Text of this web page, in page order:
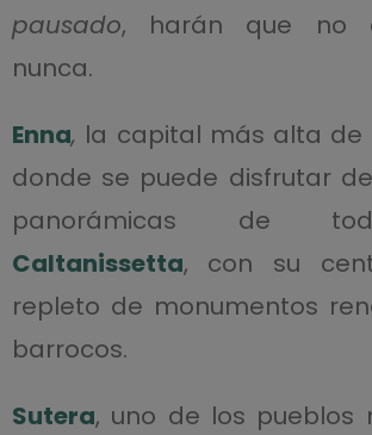
pausado, harán que no
nunca.
Enna, la capital más alta de
donde se puede disfrutar
panorámicas de
Caltanissetta, con su
repleto de monumentos
barrocos.
Sutera, uno de los pueblos